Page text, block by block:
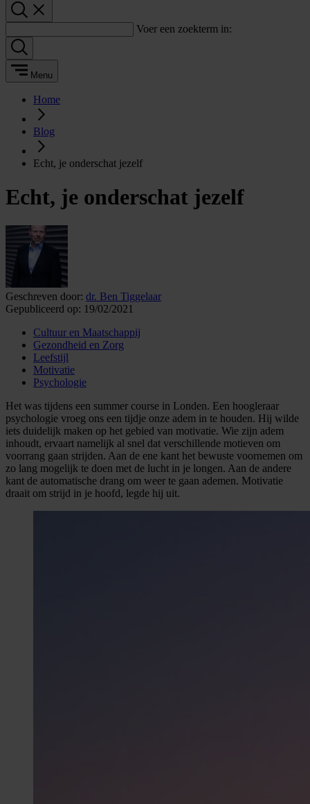
Voer een zoekterm in:
Menu
Home
Blog
Echt, je onderschat jezelf
Echt, je onderschat jezelf
Geschreven door: dr. Ben Tiggelaar
Gepubliceerd op: 19/02/2021
Cultuur en Maatschappij
Gezondheid en Zorg
Leefstijl
Motivatie
Psychologie
Het was tijdens een summer course in Londen. Een hoogleraar
psychologie vroeg ons een tijdje onze adem in te houden. Hij wilde
iets duidelijk maken op het gebied van motivatie. Wie zijn adem
inhoudt, ervaart namelijk al snel dat verschillende motieven om
voorrang gaan strijden. Aan de ene kant het bewuste voornemen om
zo lang mogelijk te doen met de lucht in je longen. Aan de andere
kant de automatische drang om weer te gaan ademen. Motivatie
draait om strijd in je hoofd, legde hij uit.